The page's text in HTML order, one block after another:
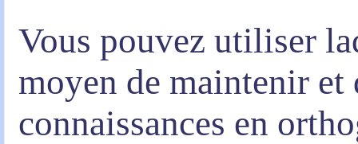
Vous pouvez utiliser
moyen de maintenir
connaissances en